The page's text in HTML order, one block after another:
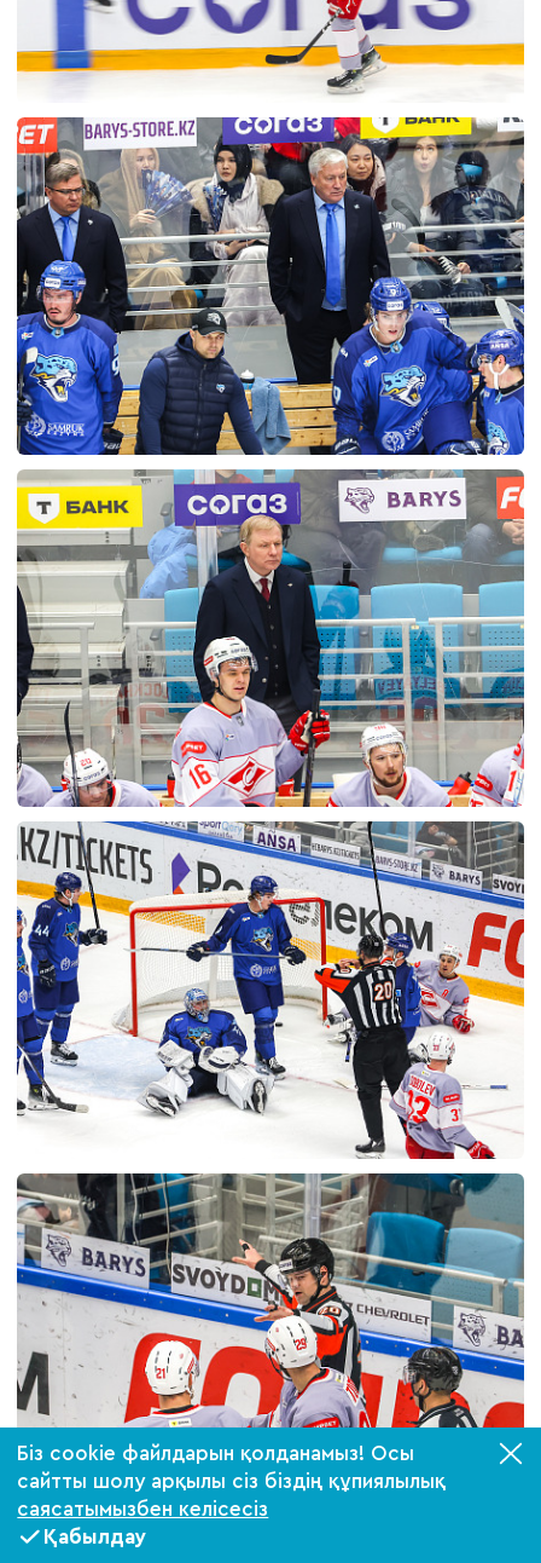
Біз cookie файлдарын қолданамыз! Осы
сайтты шолу арқылы сіз біздің құпиялылық
саясатымызбен келісесіз
Қабылдау
Билеттер